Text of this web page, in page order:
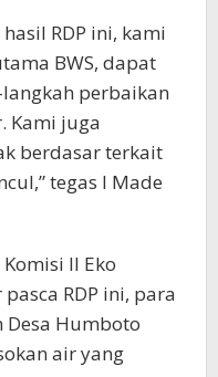
RDP ini, kami
BWS, dapat
perbaikan
Kami juga
berdasar terkait
tegas I Made
II Eko
RDP ini, para
Desa Humboto
air yang